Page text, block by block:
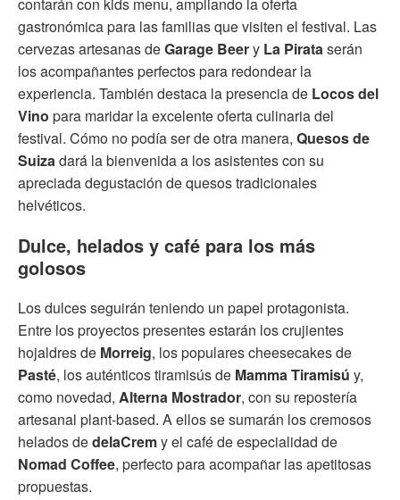
gastronómica para las familias que visiten el festival. Las
cervezas artesanas deGarage Beery La Pirataserán
los acompañantes perfectos para redondear la
experiencia. También destaca la presencia de Locos del
Vino para maridar la excelente oferta culinaria del
festival. Cómo no podía ser de otra manera, Quesos de
Suizadará la bienvenida a los asistentes con su
apreciada degustación de quesos tradicionales
helvéticos.
Dulce, helados y café para los más
golosos
Los dulces seguirán teniendo un papel protagonista.
Entre los proyectos presentes estarán los crujientes
hojaldres de Morreig, los populares cheesecakes de
Pasté, los auténticos tiramisús de Mamma Tiramisú y,
como novedad, Alterna Mostrador, con su repostería
artesanal plant-based. A ellos se sumarán los cremosos
helados dedelaCremy el café de especialidad de
Nomad Coffee, perfecto para acompañar las apetitosas
propuestas.